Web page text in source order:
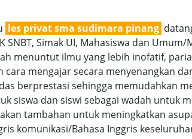
les privat sma sudimara pinang
SNBT, Simak UI, Mahasiswa dan
menuntut ilmu yang lebih inofatif,
mengajar secara menyenangkan
berprestasi sehingga memudahkan
siswa dan siswi sebagai wadah untuk
tambahan untuk meningkatkan
komunikasi/Bahasa Inggris